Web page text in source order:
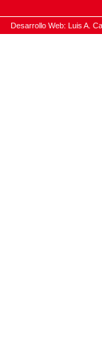
Desarrollo Web: Luis